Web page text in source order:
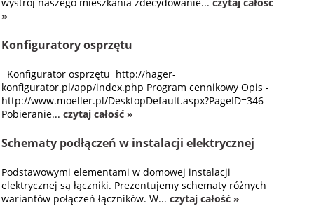
»
Konfiguratory osprzętu
Konfigurator osprzętu http://hager-
konfigurator.pl/app/index.php Program cennikowy Opis -
http://www.moeller.pl/DesktopDefault.aspx?PageID=346
Pobieranie...czytaj całość »
Schematy podłączeń w instalacji elektrycznej
Podstawowymi elementami w domowej instalacji
elektrycznej są łączniki. Prezentujemy schematy różnych
wariantów połączeń łączników. W...czytaj całość »